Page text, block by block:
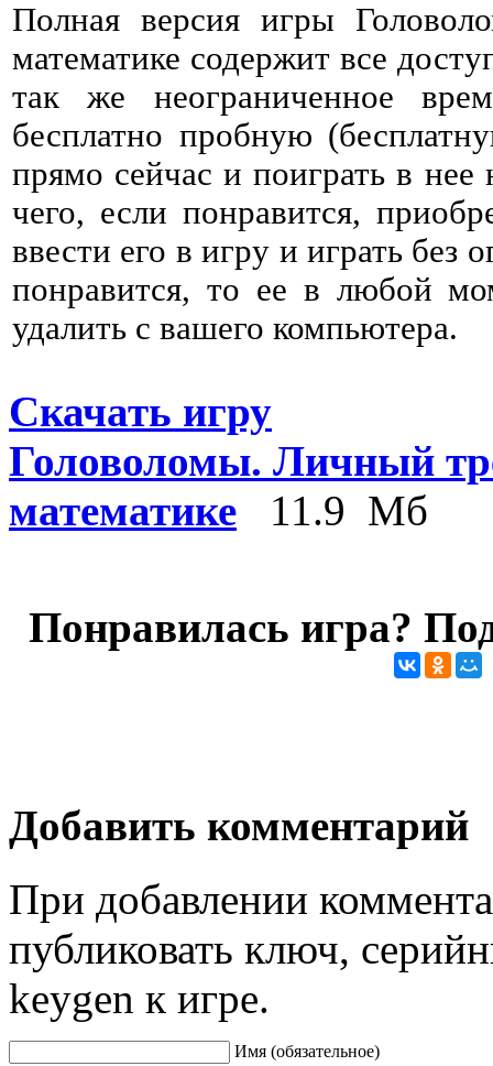
Полная версия игры
математике содержит все
так же неограниченное
бесплатно пробную
прямо сейчас и поиграть в нее
чего, если понравится,
ввести его в игру и играть без
понравится, то ее в любой
удалить с вашего компьютера.
Скачать игру
Головоломы. Личный
математике 11.9 Мб
Понравилась игра?
Добавить комментарий
При добавлении
публиковать ключ,
keygen к игре.
Имя (обязательное)